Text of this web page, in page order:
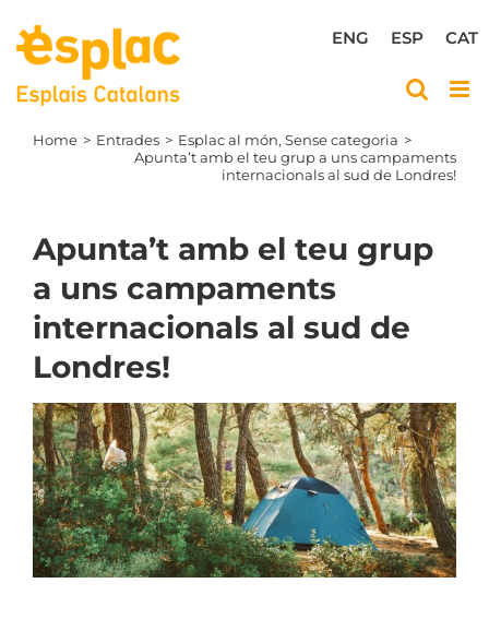
content
CAT
ESP
ENG
Home Entrades Esplac al món Sense categoria
Apunta’t amb el teu grup a uns campaments
internacionals al sud de Londres!
Apunta’t amb el teu grup
a uns campaments
internacionals al sud de
Londres!
View
Larger
Image